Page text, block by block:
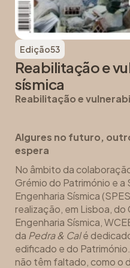
Edição53
Reabilitação e
sísmica
Reabilitação e
Algures no futuro,
espera
No âmbito da
Grémio do Património e
Engenharia Sísmica
realização, em Lisboa, do
Engenharia Sísmica,
da Pedra & Calé
edificado e do
não têm faltado, como o